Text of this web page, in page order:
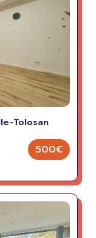
Tolosan
500€